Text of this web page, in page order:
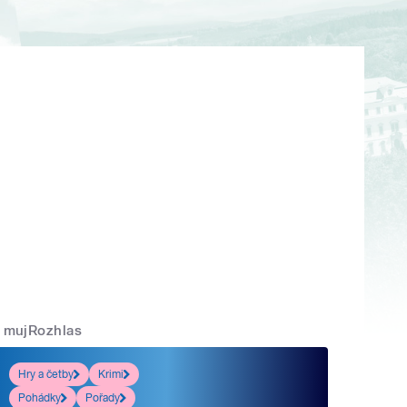
mujRozhlas
Hry a četby
Krimi
Pohádky
Pořady